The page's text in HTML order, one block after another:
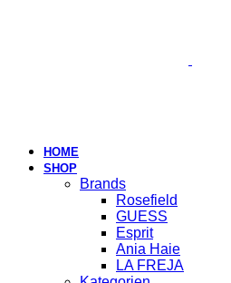
HOME
SHOP
Brands
Rosefield
GUESS
Esprit
Ania Haie
LA FREJA